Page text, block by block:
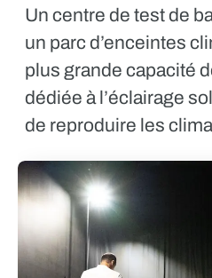
Un centre de test de
un parc d’enceintes
plus grande capacité
dédiée à l’éclairage
de reproduire les